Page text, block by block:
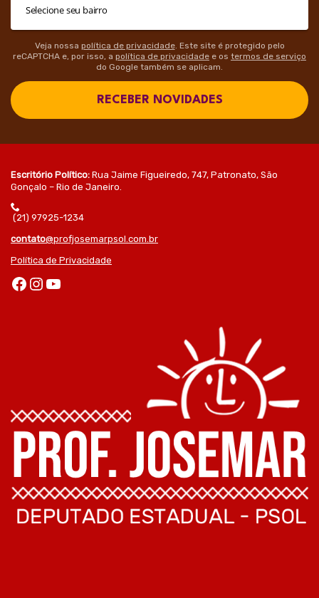
Veja nossa política de privacidade. Este site é protegido pelo
reCAPTCHA e, por isso, a política de privacidade e os termos de serviço
do Google também se aplicam.
RECEBER NOVIDADES
Escritório Político: Rua Jaime Figueiredo, 747, Patronato, São
Gonçalo – Rio de Janeiro.
(21) 97925-1234
contato@profjosemarpsol.com.br
Política de Privacidade
Facebook Instagram Youtube